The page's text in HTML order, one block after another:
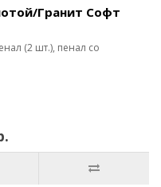
Гранит Софт
(2 шт.), пенал со